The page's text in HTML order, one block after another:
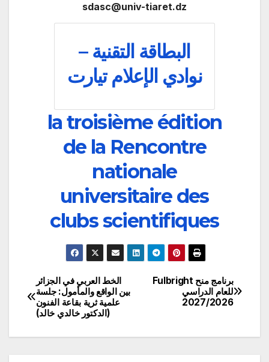
sdasc@univ-tiaret.dz
البطاقة التقنية –
نوادي الإعلام تيارت
la troisième édition
de la Rencontre
nationale
universitaire des
clubs scientifiques
تصفّح
المقالات
الخط العربي في الجزائر
بين الواقع والمأمول: جلسة
علمية ثرية بقاعة الفنون
(الدكتور خالدي خالد)
برنامج منح Fulbright
للعام الدراسي
2027/2026